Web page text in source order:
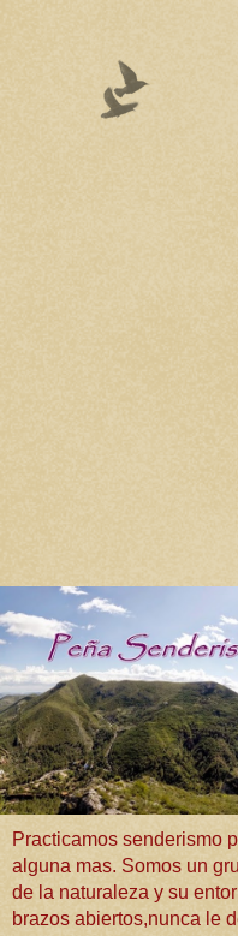
Practicamos senderismo
alguna mas. Somos un
de la naturaleza y su
brazos abiertos,nunca le